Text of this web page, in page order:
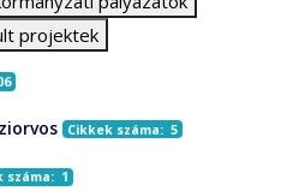
projektek
Cikkek száma: 5
száma: 1